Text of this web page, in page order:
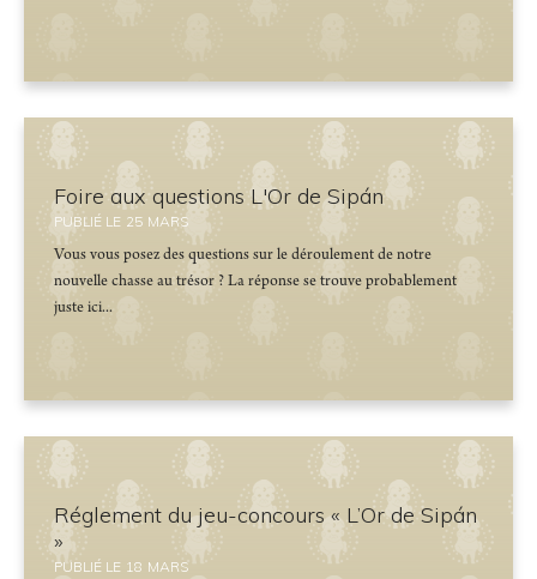
Foire aux questions L'Or de Sipán
PUBLIÉ LE 25 MARS
Vous vous posez des questions sur le déroulement de notre
nouvelle chasse au trésor ? La réponse se trouve probablement
juste ici...
Réglement du jeu-concours « L’Or de Sipán
»
PUBLIÉ LE 18 MARS